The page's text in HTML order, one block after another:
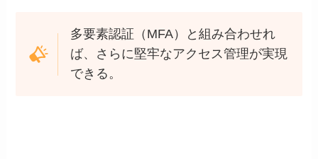
多要素認証（MFA）と組み合わせれ
ば、さらに堅牢なアクセス管理が実現
できる。